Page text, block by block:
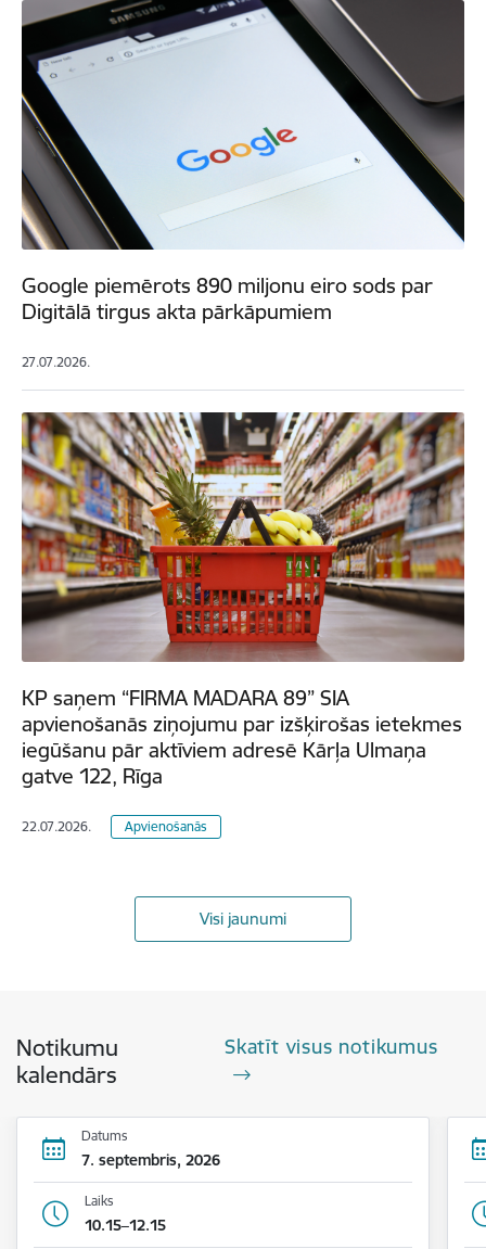
Google piemērots 890 miljonu eiro sods par
Digitālā tirgus akta pārkāpumiem
27.07.2026.
KP saņem “FIRMA MADARA 89” SIA
apvienošanās ziņojumu par izšķirošas ietekmes
iegūšanu pār aktīviem adresē Kārļa Ulmaņa
gatve 122, Rīga
22.07.2026. Apvienošanās
Visi jaunumi
Notikumu
kalendārs
Skatīt visus notikumus
Datums
7. septembris, 2026
Laiks
10.15–12.15